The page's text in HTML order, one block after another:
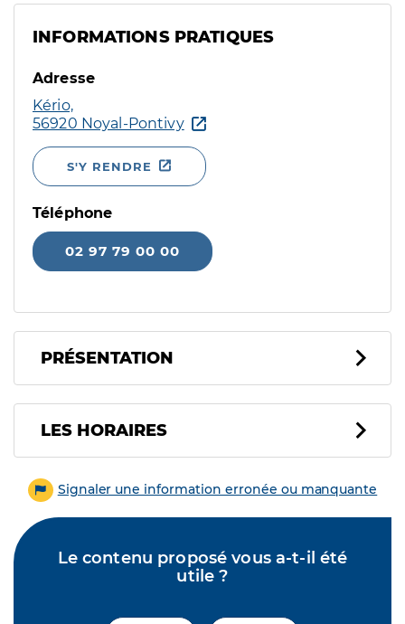
INFORMATIONS PRATIQUES
Adresse
Kério,
56920 Noyal-Pontivy
S'Y RENDRE
Téléphone
02 97 79 00 00
PRÉSENTATION
LES HORAIRES
Signaler une information erronée ou manquante
Le contenu proposé vous a-t-il été
utile ?